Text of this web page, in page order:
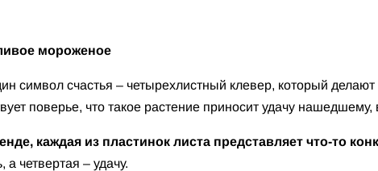
мороженое
символ счастья – четырехлистный клевер, который
поверье, что такое растение приносит удачу
каждая из пластинок листа представляет что-то
а четвертая – удачу.